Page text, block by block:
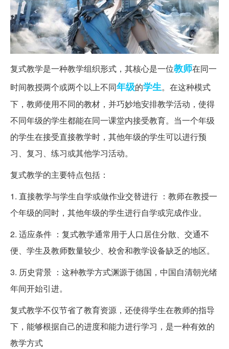
复式教学是一种教学组织形式，其核心是一位教师在同一
时间教授两个或两个以上不同年级的学生。在这种模式
下，教师使用不同的教材，并巧妙地安排教学活动，使得
不同年级的学生都能在同一课堂内接受教育。当一个年级
的学生在接受直接教学时，其他年级的学生可以进行预
习、复习、练习或其他学习活动。
复式教学的主要特点包括：
1. 直接教学与学生自学或做作业交替进行 ：教师在教授一
个年级的同时，其他年级的学生进行自学或完成作业。
2. 适应条件 ：复式教学通常用于人口居住分散、交通不
便、学生及教师数量较少、校舍和教学设备缺乏的地区。
3. 历史背景 ：这种教学方式渊源于德国，中国自清朝光绪
年间开始引进。
复式教学不仅节省了教育资源，还使得学生在教师的指导
下，能够根据自己的进度和能力进行学习，是一种有效的
教学方式